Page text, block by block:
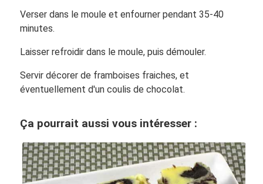
Verser dans le moule et enfourner pendant 35-40
minutes.
Laisser refroidir dans le moule, puis démouler.
Servir décorer de framboises fraiches, et
éventuellement d'un coulis de chocolat.
Ça pourrait aussi vous intéresser :